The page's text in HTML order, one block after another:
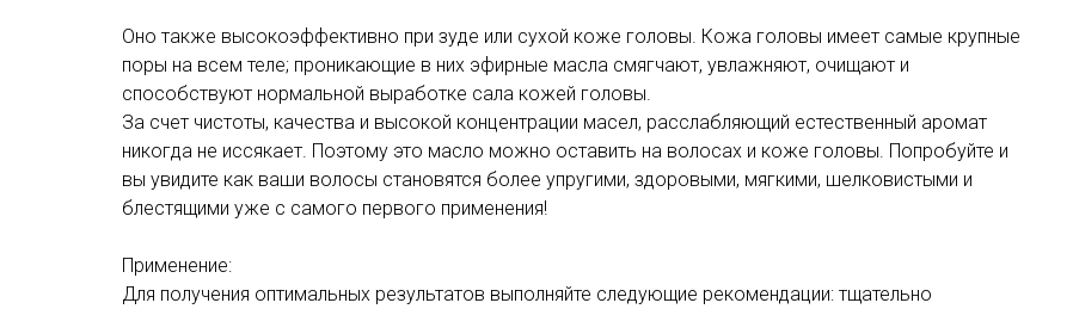
Оно также высокоэффективно при зуде или сухой коже головы. Кожа головы имеет самые крупные
поры на всем теле; проникающие в них эфирные масла смягчают, увлажняют, очищают и
способствуют нормальной выработке сала кожей головы.
За счет чистоты, качества и высокой концентрации масел, расслабляющий естественный аромат
никогда не иссякает. Поэтому это масло можно оставить на волосах и коже головы. Попробуйте и
вы увидите как ваши волосы становятся более упругими, здоровыми, мягкими, шелковистыми и
блестящими уже с самого первого применения!
Применение:
Для получения оптимальных результатов выполняйте следующие рекомендации: тщательно